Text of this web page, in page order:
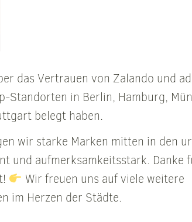
das Vertrauen von Zalando und
Standorten in Berlin, Hamburg,
belegt haben.
wir starke Marken mitten in den
und aufmerksamkeitsstark. Danke
Wir freuen uns auf viele weitere
im Herzen der Städte.